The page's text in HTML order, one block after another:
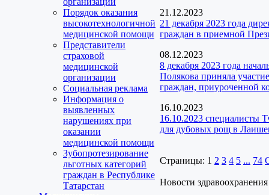
Порядок оказания
высокотехнологичной
медицинской помощи
Представители
страховой
медицинской
организации
Социальная реклама
Информация о
выявленных
нарушениях при
оказании
медицинской помощи
Зубопротезирование
льготных категорий
граждан в Республике
Татарстан
21.12.2023
21 декабря 2023 года
граждан в приемной
08.12.2023
8 декабря 2023 года
Полякова приняла
граждан, приуроченной
16.10.2023
16.10.2023 специалисты
для дубовых рощ в
Страницы: 1 2 3 4 5 ... 74
Новости здравоохранения